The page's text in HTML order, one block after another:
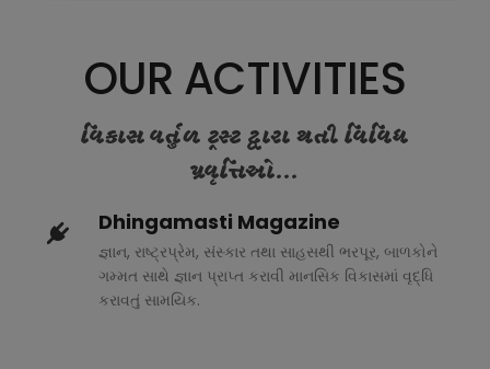
OUR ACTIVITIES
વિકાસ વર્તુળ ટ્રસ્ટ દ્વારા થતી વિવિધ
પ્રવૃત્તિઓ...
Dhingamasti Magazine
જ્ઞાન, રાષ્ટ્રપ્રેમ, સંસ્કાર તથા સાહસથી ભરપૂર, બાળકોને
ગમ્મત સાથે જ્ઞાન પ્રાપ્ત કરાવી માનસિક વિકાસમાં વૃદ્ધિ
કરાવતું સામયિક.